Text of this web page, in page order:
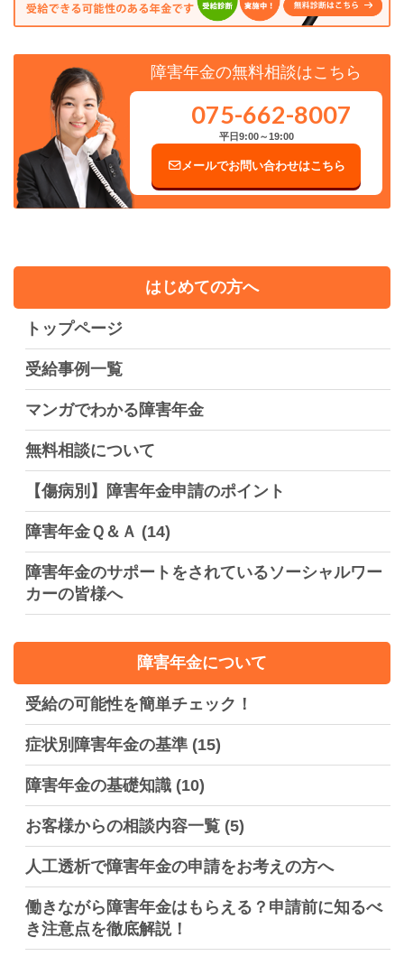
はじめての方へ
トップページ
受給事例一覧
マンガでわかる障害年金
無料相談について
【傷病別】障害年金申請のポイント
障害年金Ｑ＆Ａ (14)
障害年金のサポートをされているソーシャルワー
カーの皆様へ
障害年金について
受給の可能性を簡単チェック！
症状別障害年金の基準 (15)
障害年金の基礎知識 (10)
お客様からの相談内容一覧 (5)
人工透析で障害年金の申請をお考えの方へ
働きながら障害年金はもらえる？申請前に知るべ
き注意点を徹底解説！
障害年金の無料相談はこちら
075-662-8007
平日9:00～19:00
メールでお問い合わせはこちら